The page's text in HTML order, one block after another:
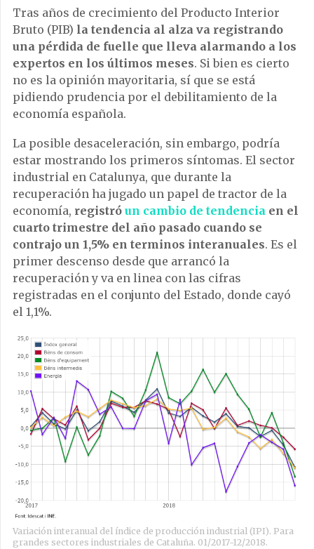
Tras años de crecimiento del Producto Interior
Bruto (PIB) la tendencia al alza va registrando
una pérdida de fuelle que lleva alarmando a los
expertos en los últimos meses. Si bien es cierto
no es la opinión mayoritaria, sí que se está
pidiendo prudencia por el debilitamiento de la
economía española.
La posible desaceleración, sin embargo, podría
estar mostrando los primeros síntomas. El sector
industrial en Catalunya, que durante la
recuperación ha jugado un papel de tractor de la
economía, registró un cambio de tendencia en el
cuarto trimestre del año pasado cuando se
contrajo un 1,5% en terminos interanuales. Es el
primer descenso desde que arrancó la
recuperación y va en linea con las cifras
registradas en el conjunto del Estado, donde cayó
el 1,1%.
Variación interanual del índice de producción industrial (IPI). Para
grandes sectores industriales de Cataluña. 01/2017-12/2018.